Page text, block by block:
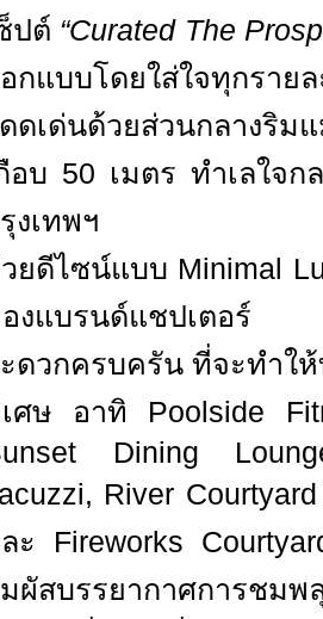
ปต์ “Curated The
กแบบโดยใส่ใจทุกรายล
ดเด่นด้วยส่วนกลางริม
อบ 50 เมตร ทำเลใจก
งเทพฯ
ยดีไซน์แบบ Minimal
งแบรนด์แชปเตอร์
ดวกครบครัน ที่จะทำใ
ศษ อาทิ Poolside
Dining
River
ะ Fireworks
ผัสบรรยากาศการชมพ